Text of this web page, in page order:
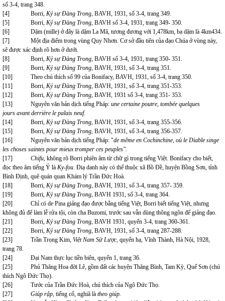
số 3-4, trang 348.
[4]
Borri, Ký sự Đàng Trong, BAVH, 1931, số 3-4, trang 349.
[5] Borri, Ký sự Đàng Trong, BAVH số 3-4, 1931, trang 349- 350.
[6] Dặm (mille) ở đây là dặm La Mã, tương đương với 1,478km, ba dặm là 4km434.
[7] Một địa điểm trong vùng Quy Nhơn. Cơ sở đầu tiên của đạo Chúa ở vùng này,
sẽ được xác định rõ hơn ở dưới.
[8] Borri, Ký sự Đàng Trong, BAVH số 3-4, 1931, trang 350- 351.
[9] Borri, Ký sự Đàng Trong, BAVH, 1931, số 3-4, trang 351.
[10] Theo chú thích số 99 của Bonifacy, BAVH, 1931, số 3-4, trang 350.
[11] Borri, Ký sự Đàng Trong, BAVH, 1931, số 3-4, trang 351-353.
[12] Borri, Ký sự Đàng Trong, BAVH, 1931 số 3-4, trang 351- 353.
[13] Nguyên văn bản dịch tiếng Pháp: une certaine poutre, tombée quelques
jours avant derrière le palais neuf.
[14] Borri, Ký sự Đàng Trong, BAVH, 1931, số 3-4, trang 355-356.
[15]
Borri, Ký sự Đàng Trong, BAVH, 1931, số 3-4, trang 356-357.
[16] Nguyên văn bản dịch tiếng Pháp: "de même en Cochinchine, où le Diable singe
les choses saintes pour mieux tromper ces peuples".
[17] Chifu, không rõ Borri phiên âm từ chữ gì trong tiếng Việt. Bonifacy cho biết,
đọc theo âm tiếng Ý là Ky-fou. Điạ danh này có thể thuộc xã Bồ Đề, huyện Bồng Sơn, tỉnh
Bình Định, quê quán quan Khám lý Trần Đức Hoà.
[18] Borri, Ký sự Đàng Trong, BAVH, 1931, số 3-4, trang 357- 359.
[19] Borri, Ký sự Đàng Trong, BAVH 1931, số 3-4, trang 364.
[20] Chỉ có de Pina giảng đạo được bằng tiếng Việt, Borri biết tiếng Việt, nhưng
không đủ để làm lễ rửa tội, còn cha Buzomi, trước sau vẫn dùng thông ngôn để giảng đạo.
[21] Borri, Ký sự Đàng Trong, BAVH 1931, quyển 3-4, trang 360-361.
[22] Borri, Ký sự Đàng Trong, BAVH, 1931, số 3-4, trang 287-288.
[23] Trần Trọng Kim, Việt Nam Sử Lược, quyển hạ, Vĩnh Thành, Hà Nội, 1928,
trang 78.
[24] Đại Nam thực lục tiền biên, quyển 1, trang 36.
[25] Phủ Thăng Hoa đời Lê, gồm đất các huyện Thăng Bình, Tam Kỳ, Quế Sơn (chú
thích Ngô Đức Thọ).
[26] Tước của Trần Đức Hoà, chú thích của Ngô Đức Thọ.
[27]
Giúp rập, tiếng cổ, nghiã là theo giúp.